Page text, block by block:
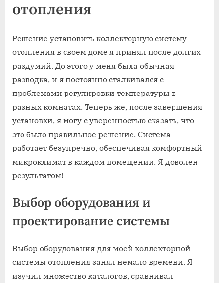
отопления
Решение установить коллекторную систему
отопления в своем доме я принял после долгих
раздумий. До этого у меня была обычная
разводка‚ и я постоянно сталкивался с
проблемами регулировки температуры в
разных комнатах. Теперь же‚ после завершения
установки‚ я могу с уверенностью сказать‚ что
это было правильное решение. Система
работает безупречно‚ обеспечивая комфортный
микроклимат в каждом помещении. Я доволен
результатом!
Выбор оборудования и
проектирование системы
Выбор оборудования для моей коллекторной
системы отопления занял немало времени. Я
изучил множество каталогов‚ сравнивал